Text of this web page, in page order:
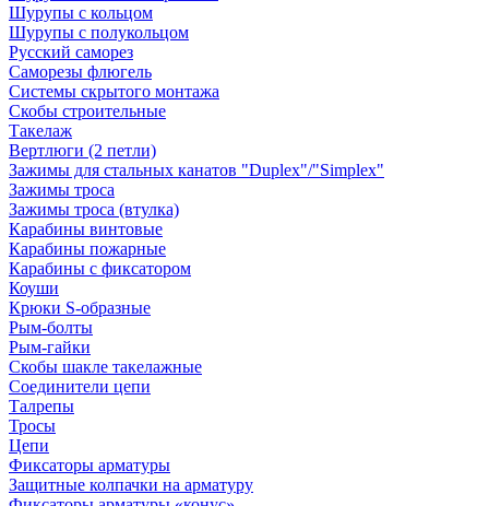
Шурупы с кольцом
Шурупы с полукольцом
Русский саморез
Саморезы флюгель
Системы скрытого монтажа
Скобы строительные
Такелаж
Вертлюги (2 петли)
Зажимы для стальных канатов "Duplex"/"Simplex"
Зажимы троса
Зажимы троса (втулка)
Карабины винтовые
Карабины пожарные
Карабины с фиксатором
Коуши
Крюки S-образные
Рым-болты
Рым-гайки
Скобы шакле такелажные
Соединители цепи
Талрепы
Тросы
Цепи
Фиксаторы арматуры
Защитные колпачки на арматуру